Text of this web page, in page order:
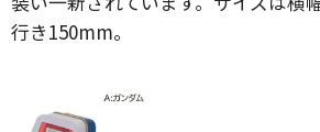
行き150mm。